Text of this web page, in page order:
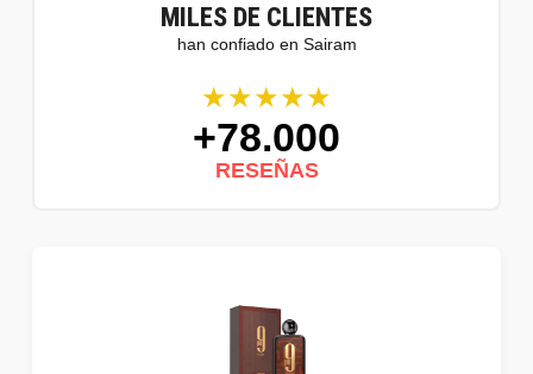
MILES DE CLIENTES
han confiado en Sairam
★★★★★
+78.000
RESEÑAS